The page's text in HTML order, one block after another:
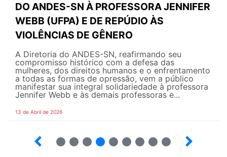
DO ANDES-SN À PROFESSORA JENNIFER
WEBB (UFPA) E DE REPÚDIO ÀS
VIOLÊNCIAS DE GÊNERO
A Diretoria do ANDES-SN, reafirmando seu
compromisso histórico com a defesa das
mulheres, dos direitos humanos e o enfrentamento
a todas as formas de opressão, vem a público
manifestar sua integral solidariedade à professora
Jennifer Webb e às demais professoras e...
13 de Abril de 2026